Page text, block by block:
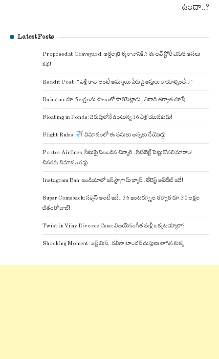
ఉందా..?
Latest Posts
Proposed at Graveyard: అర్ధరాత్రి శ్మశానానికి.? ఈ లవ్ స్టోరీ వెనుక అసలు
కథ!
Reddit Post: “పెళ్లి కావాలంటే అమ్మాయి పేరుపై ఆస్తులు రాయాల్సిందే..!”
Rajastan: రూ.5 లక్షలను పొలంలో పాతిపెట్టాడు.. ఏడాది తర్వాత చూస్తే..
Floating in Ponds: చెరువులోనే ఉంటున్న 16 ఏళ్ల యువకుడు!
Flight Rules: విమానంలో ఈ పనులు అస్సలు చేయొద్దు
Porter Airlines: సీటుపై నిలబడిన చిన్నారి.. సీట్‌బెల్ట్ పెట్టుకోనని మారాం!
చివరకు విమానం రద్దు
Instagram Ban: ఇండియాలో ఇన్ స్టాగ్రామ్ బ్యాన్.. లేటెస్ట్ అప్‌డేట్‌ ఇదే!
Super Comeback: సక్సెస్ అంటే ఇదే.. 36 ఇంటర్వ్యూల తర్వాత రూ.30 లక్షల
జీతంతో జాబ్!
Twist in Vijay Divorce Case: విజయ్-సంగీత మళ్లీ ఒక్కటయ్యారా?
Shocking Moment: జస్ట్ మిస్.. రవీనా టాండన్ దుస్తులు లాగిన కుక్క